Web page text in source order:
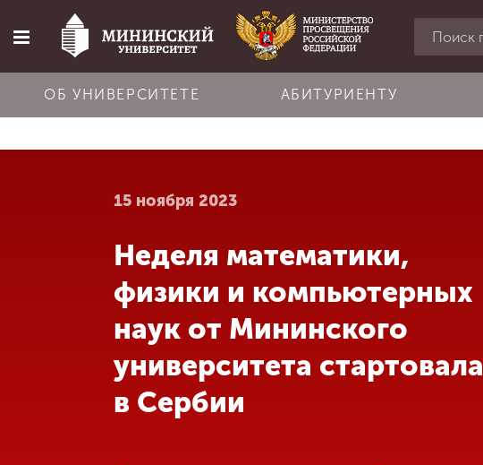
Главная
Об университете
Абитуриенту
Обучение
ОБ УНИВЕРСИТЕТЕ АБИТУРИЕНТУ
15 ноября 2023
Неделя математики,
физики и компьютерных
наук от Мининского
университета стартовала
в Сербии